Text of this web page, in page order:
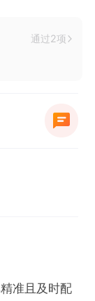
通过2项
准且及时配